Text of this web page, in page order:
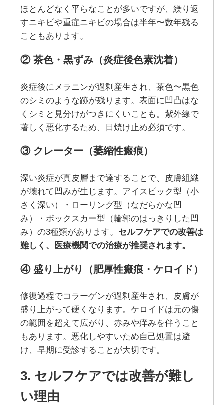
ほとんどなく平らなことが多いですが、繰り返
すニキビや重症ニキビの場合は半年〜数年残る
こともあります。
② 茶色・黒ずみ（炎症後色素沈着）
炎症後にメラニンが過剰産生され、茶色〜黒色
のシミのような跡が残ります。表面に凹凸はな
くシミと見分けがつきにくいことも。紫外線で
著しく悪化するため、日焼け止め必須です。
③ クレーター（萎縮性瘢痕）
深い炎症が真皮層まで達することで、皮膚組織
が壊れて凹みが生じます。アイスピック型（小
さく深い）・ローリング型（なだらかな凹
み）・ボックスカー型（輪郭のはっきりした凹
み）の3種類があります。 セルフケアでの改善は
難しく、医療機関での治療が推奨されます。
④ 盛り上がり（肥厚性瘢痕・ケロイド）
修復過程でコラーゲンが過剰産生され、皮膚が
盛り上がって硬くなります。ケロイドは元の傷
の範囲を超えて広がり、赤みや痒みを伴うこと
もあります。悪化しやすいため自己処置は避
け、早期に受診することが大切です。
3. セルフケアでは改善が難し
い理由